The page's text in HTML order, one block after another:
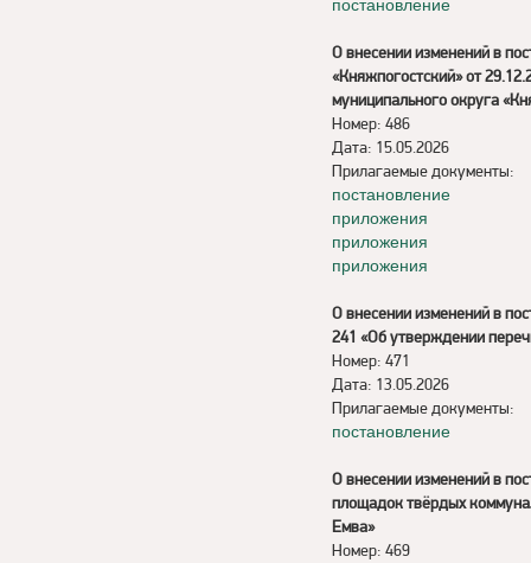
постановление
О внесении изменений в
«Княжпогостский» от
муниципального округа
Номер: 486
Дата: 15.05.2026
Прилагаемые документы:
постановление
приложения
приложения
приложения
О внесении изменений в
241 «Об утверждении
Номер: 471
Дата: 13.05.2026
Прилагаемые документы:
постановление
О внесении изменений в
площадок твёрдых
Емва»
Номер: 469